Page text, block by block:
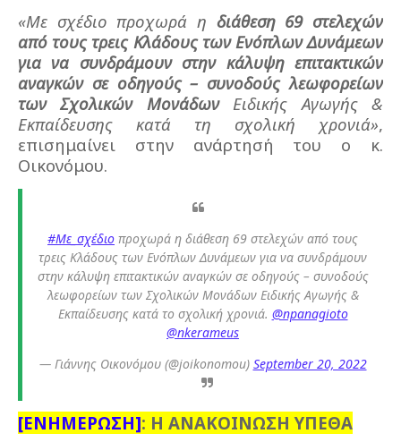
«Με σχέδιο προχωρά η διάθεση 69 στελεχών
από τους τρεις Κλάδους των Ενόπλων Δυνάμεων
για να συνδράμουν στην κάλυψη επιτακτικών
αναγκών σε οδηγούς – συνοδούς λεωφορείων
των Σχολικών ΜονάδωνΕιδικής Αγωγής &
Εκπαίδευσης κατά τη σχολική χρονιά»,
επισημαίνει στην ανάρτησή του ο κ.
Οικονόμου.
#Με_σχέδιο προχωρά η διάθεση 69 στελεχών από τους
τρεις Κλάδους των Ενόπλων Δυνάμεων για να συνδράμουν
στην κάλυψη επιτακτικών αναγκών σε οδηγούς – συνοδούς
λεωφορείων των Σχολικών Μονάδων Ειδικής Αγωγής &
Εκπαίδευσης κατά το σχολική χρονιά. @npanagioto
@nkerameus
— Γιάννης Οικονόμου (@joikonomou) September 20, 2022
[ΕΝΗΜΕΡΩΣΗ]: Η ΑΝΑΚΟΙΝΩΣΗ ΥΠΕΘΑ